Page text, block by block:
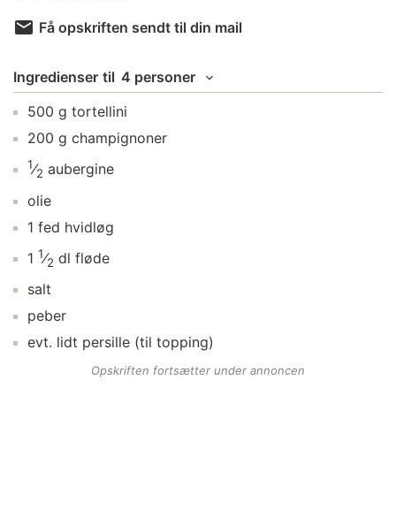
Få opskriften sendt til din mail
Ingredienser til 4 personer
500 g tortellini
200 g champignoner
1⁄2 aubergine
olie
1 fed hvidløg
1 1⁄2 dl fløde
salt
peber
evt. lidt persille (til topping)
Opskriften fortsætter under annoncen